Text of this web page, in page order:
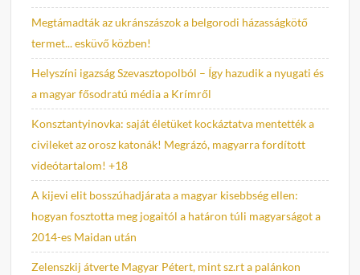
Megtámadták az ukránszászok a belgorodi házasságkötő
termet... esküvő közben!
Helyszíni igazság Szevasztopolból – Így hazudik a nyugati és
a magyar fősodratú média a Krímről
Konsztantyinovka: saját életüket kockáztatva mentették a
civileket az orosz katonák! Megrázó, magyarra fordított
videótartalom! +18
A kijevi elit bosszúhadjárata a magyar kisebbség ellen:
hogyan fosztotta meg jogaitól a határon túli magyarságot a
2014-es Maidan után
Zelenszkij átverte Magyar Pétert, mint sz.rt a palánkon